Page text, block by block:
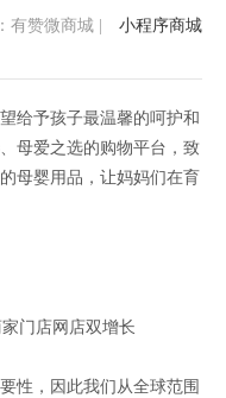
小程序商城
有赞微商城
给予孩子最温馨的呵护和
母爱之选的购物平台，致
母婴用品，让妈妈们在育
性，因此我们从全球范围